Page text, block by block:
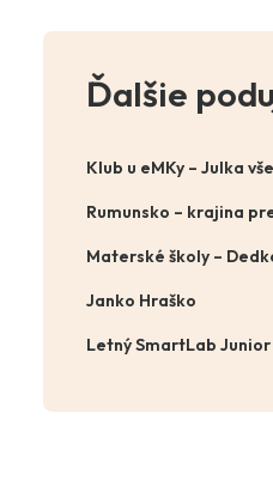
Ďalšie
Klub u eMKy – Julka
Rumunsko – krajina
Materské školy –
Janko Hraško
Letný SmartLab